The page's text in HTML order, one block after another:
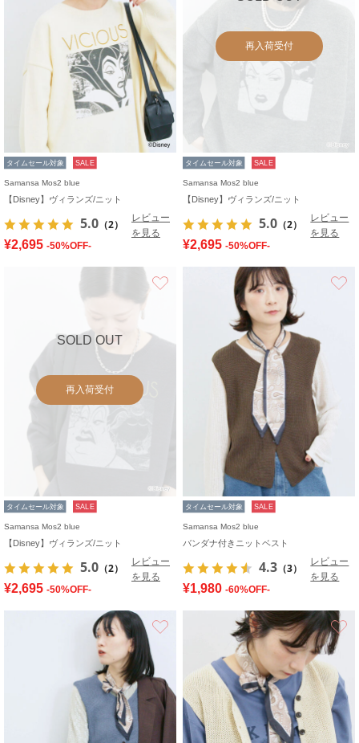
タイムセール対象 SALE
Samansa Mos2 blue
【Disney】ヴィランズ/ニット
5.0 （2）
レビュー
を見る
¥2,695 -50%OFF-
再入荷受付
タイムセール対象 SALE
Samansa Mos2 blue
【Disney】ヴィランズ/ニット
5.0 （2）
レビュー
を見る
¥2,695 -50%OFF-
SOLD OUT
再入荷受付
タイムセール対象 SALE
Samansa Mos2 blue
【Disney】ヴィランズ/ニット
5.0 （2）
レビュー
を見る
¥2,695 -50%OFF-
タイムセール対象 SALE
Samansa Mos2 blue
バンダナ付きニットベスト
4.3 （3）
レビュー
を見る
¥1,980 -60%OFF-